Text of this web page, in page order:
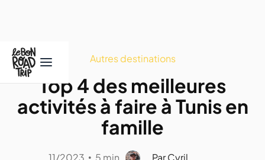
Autres destinations
Top 4 des meilleures
activités à faire à Tunis en
famille
11/2023 • 5 min Par Cyril